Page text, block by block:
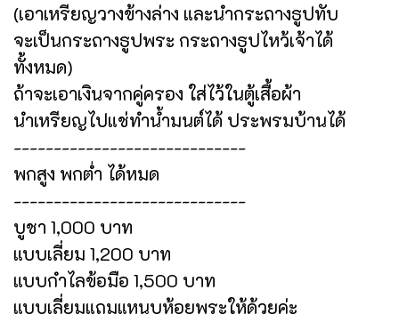
(เอาเหรียญวางข้างล่าง และนำกระถางธูปทับ
จะเป็นกระถางธูปพระ กระถางธูปไหว้เจ้าได้
ทั้งหมด)
ถ้าจะเอาเงินจากคู่ครอง ใส่ไว้ในตู้เสื้อผ้า
นำเหรียญไปแช่ทำน้ำมนต์ได้ ประพรมบ้านได้
-----------------------------
พกสูง พกต่ำ ได้หมด
-----------------------------
บูชา 1,000 บาท
แบบเลี่ยม 1,200 บาท
แบบกำไลข้อมือ 1,500 บาท
แบบเลี่ยมแถมแหนบห้อยพระให้ด้วยค่ะ